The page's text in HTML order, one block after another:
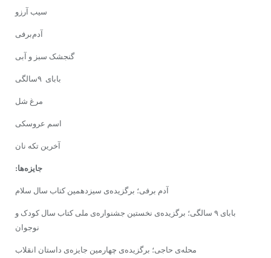
سیب آرزو
آدم‌برفی
گنجشک سبز و آبى
باباى ۹سالگى
مرغ شل
اسم عروسکى
آخرین تکه نان
جایزه‌ها:
آدم برفى؛ برگزیده‌ى سیزدهمین کتاب سال سلام
بابای ۹ سالگى؛ برگزیده‌ى نخستین جشنواره‌ى ملى کتاب سال کودک و
نوجوان
محله‌ى حاجى؛ برگزیده‌ى چهارمین جایزه‌ى داستان انقلاب